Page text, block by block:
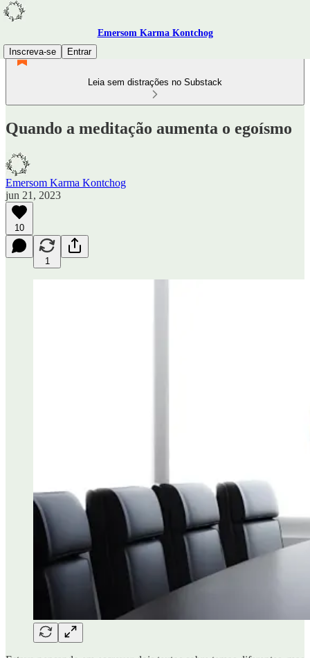
Emersom Karma Kontchog
Inscreva-se
Entrar
Leia sem distrações no Substack
Quando a meditação aumenta o egoísmo
Emersom Karma Kontchog
jun 21, 2023
10
1